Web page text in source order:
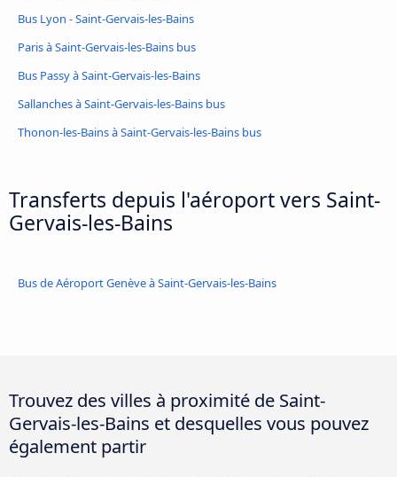
Bus Lyon - Saint-Gervais-les-Bains
Paris à Saint-Gervais-les-Bains bus
Bus Passy à Saint-Gervais-les-Bains
Sallanches à Saint-Gervais-les-Bains bus
Thonon-les-Bains à Saint-Gervais-les-Bains bus
Transferts depuis l'aéroport vers Saint-
Gervais-les-Bains
Bus de Aéroport Genève à Saint-Gervais-les-Bains
Trouvez des villes à proximité de Saint-
Gervais-les-Bains et desquelles vous pouvez
également partir